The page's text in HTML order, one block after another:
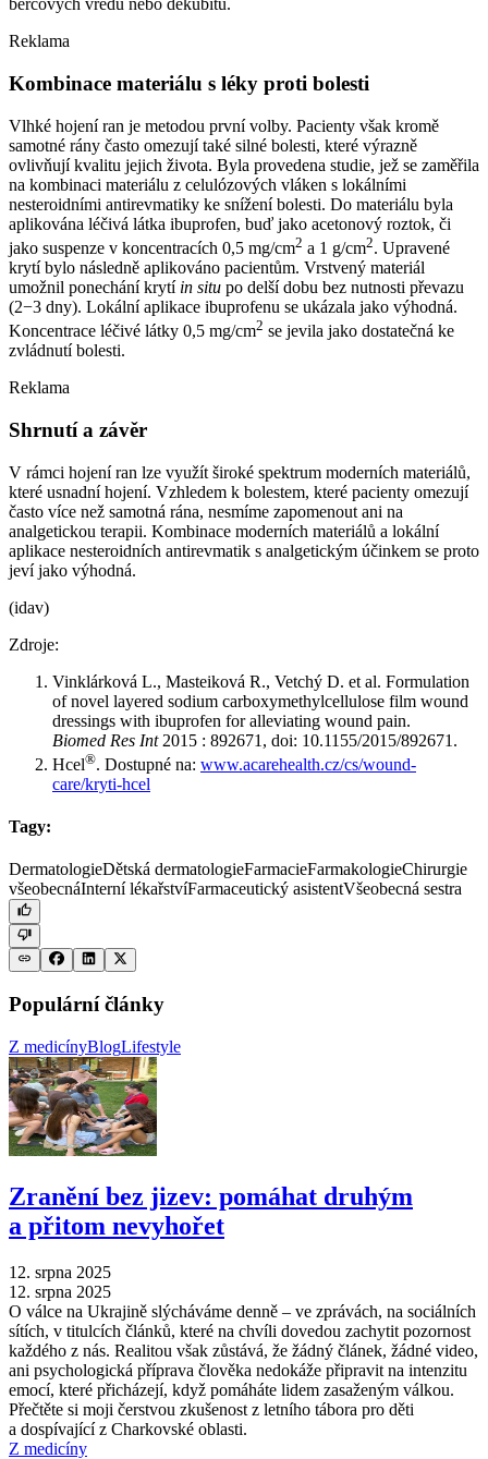
bércových vředů nebo dekubitů.
Reklama
Kombinace materiálu s léky proti bolesti
Vlhké hojení ran je metodou první volby. Pacienty však kromě
samotné rány často omezují také silné bolesti, které výrazně
ovlivňují kvalitu jejich života. Byla provedena studie, jež se zaměřila
na kombinaci materiálu z celulózových vláken s lokálními
nesteroidními antirevmatiky ke snížení bolesti. Do materiálu byla
aplikována léčivá látka ibuprofen, buď jako acetonový roztok, či
jako suspenze v koncentracích 0,5 mg⁠/⁠cm2 a 1 g⁠/⁠cm2. Upravené
krytí bylo následně aplikováno pacientům. Vrstvený materiál
umožnil ponechání krytí in situ po delší dobu bez nutnosti převazu
(2−3 dny). Lokální aplikace ibuprofenu se ukázala jako výhodná.
Koncentrace léčivé látky 0,5 mg⁠/⁠cm2 se jevila jako dostatečná ke
zvládnutí bolesti.
Reklama
Shrnutí a závěr
V rámci hojení ran lze využít široké spektrum moderních materiálů,
které usnadní hojení. Vzhledem k bolestem, které pacienty omezují
často více než samotná rána, nesmíme zapomenout ani na
analgetickou terapii. Kombinace moderních materiálů a lokální
aplikace nesteroidních antirevmatik s analgetickým účinkem se proto
jeví jako výhodná.
(idav)
Zdroje:
Vinklárková L., Masteiková R., Vetchý D. et al. Formulation
of novel layered sodium carboxymethylcellulose film wound
dressings with ibuprofen for alleviating wound pain.
Biomed Res Int 2015 : 892671, doi: 10.1155/2015/892671.
Hcel®. Dostupné na: www.acarehealth.cz/cs/wound-
care/kryti-hcel
Tagy:
DermatologieDětská dermatologieFarmacieFarmakologieChirurgie
všeobecnáInterní lékařstvíFarmaceutický asistentVšeobecná sestra
Populární články
Z medicínyBlogLifestyle
Zranění bez jizev: pomáhat druhým
a přitom nevyhořet
12. srpna 2025
12. srpna 2025
O válce na Ukrajině slýcháváme denně –⁠ ve zprávách, na sociálních
sítích, v titulcích článků, které na chvíli dovedou zachytit pozornost
každého z nás. Realitou však zůstává, že žádný článek, žádné video,
ani psychologická příprava člověka nedokáže připravit na intenzitu
emocí, které přicházejí, když pomáháte lidem zasaženým válkou.
Přečtěte si moji čerstvou zkušenost z letního tábora pro děti
a dospívající z Charkovské oblasti.
Z medicíny